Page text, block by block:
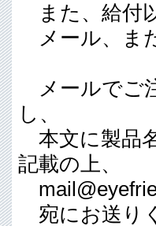
また、給付
メール、ま
メールでご
し、
本文に製品
記載の上、
宛にお送り